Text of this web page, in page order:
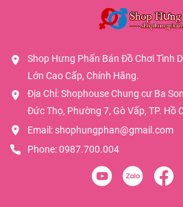
Shop Hưng Phấn Bán Đồ Chơi Tình
Lớn Cao Cấp, Chính Hãng.
Địa Chỉ: Shophouse Chung cư Ba
Đức Thọ, Phường 7, Gò Vấp, TP. Hồ
Email: shophungphan@gmail.com
Phone:0987.700.004